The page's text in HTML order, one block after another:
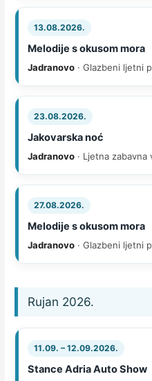
13.08.2026.
Melodije s okusom mora
Jadranovo · Glazbeni ljetni
23.08.2026.
Jakovarska noć
Jadranovo · Ljetna zabavna
27.08.2026.
Melodije s okusom mora
Jadranovo · Glazbeni ljetni
Rujan 2026.
11.09. – 12.09.2026.
Stance Adria Auto Show